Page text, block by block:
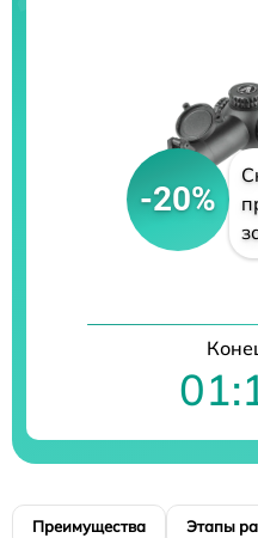
-20%
Преимущества Этапы